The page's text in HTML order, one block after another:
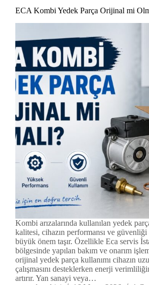
ECA Kombi Yedek Parça Orijinal mi
Kombi arızalarında kullanılan yedek
kalitesi, cihazın performansı ve güvenliği
büyük önem taşır. Özellikle Eca servis
bölgesinde yapılan bakım ve onarım
orijinal yedek parça kullanımı cihazın
çalışmasını desteklerken enerji
artırır. Yan sanayi veya…